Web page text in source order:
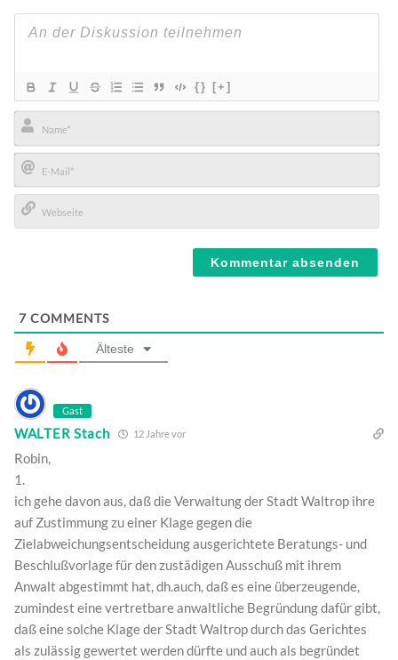
{} [+]
Name*
E-
Mail*
7 COMMENTS
Älteste
Gast
WALTER Stach 12 Jahre vor
Robin,
1.
ich gehe davon aus, daß die Verwaltung der Stadt Waltrop ihre
auf Zustimmung zu einer Klage gegen die
Zielabweichungsentscheidung ausgerichtete Beratungs- und
Beschlußvorlage für den zustädigen Ausschuß mit ihrem
Anwalt abgestimmt hat, dh.auch, daß es eine überzeugende,
zumindest eine vertretbare anwaltliche Begründung dafür gibt,
daß eine solche Klage der Stadt Waltrop durch das Gerichtes
als zulässig gewertet werden dürfte und auch als begründet